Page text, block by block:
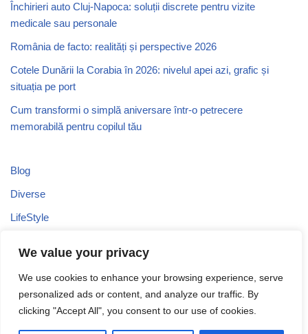
We value your privacy
We use cookies to enhance your browsing experience, serve
personalized ads or content, and analyze our traffic. By
clicking "Accept All", you consent to our use of cookies.
Închirieri auto Cluj-Napoca: soluții discrete pentru vizite
medicale sau personale
România de facto: realități și perspective 2026
Cotele Dunării la Corabia în 2026: nivelul apei azi, grafic și
situația pe port
Cum transformi o simplă aniversare într-o petrecere
memorabilă pentru copilul tău
Blog
Diverse
LifeStyle
Uncategorized